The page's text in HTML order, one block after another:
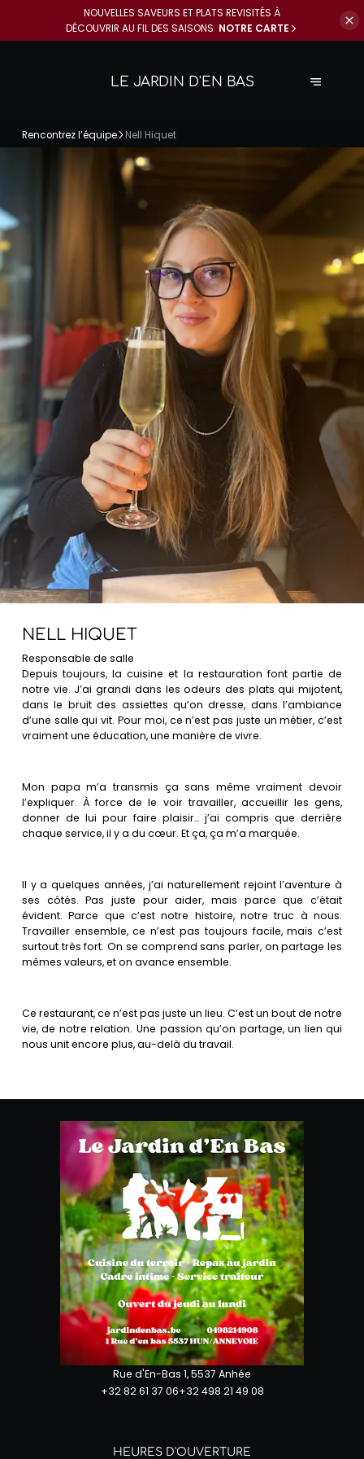
NOUVELLES SAVEURS ET PLATS REVISITÉS À
DÉCOUVRIR AU FIL DES SAISONS NOTRE CARTE
LE JARDIN D'EN BAS
Rencontrez l’équipe Nell Hiquet
NELL HIQUET
Responsable de salle
Depuis toujours, la cuisine et la restauration font partie de
notre vie. J’ai grandi dans les odeurs des plats qui mijotent,
dans le bruit des assiettes qu’on dresse, dans l’ambiance
d’une salle qui vit. Pour moi, ce n’est pas juste un métier, c’est
vraiment une éducation, une manière de vivre.
Mon papa m’a transmis ça sans même vraiment devoir
l’expliquer. À force de le voir travailler, accueillir les gens,
donner de lui pour faire plaisir… j’ai compris que derrière
chaque service, il y a du cœur. Et ça, ça m’a marquée.
Il y a quelques années, j’ai naturellement rejoint l’aventure à
ses côtés. Pas juste pour aider, mais parce que c’était
évident. Parce que c’est notre histoire, notre truc à nous.
Travailler ensemble, ce n’est pas toujours facile, mais c’est
surtout très fort. On se comprend sans parler, on partage les
mêmes valeurs, et on avance ensemble.
Ce restaurant, ce n’est pas juste un lieu. C’est un bout de notre
vie, de notre relation. Une passion qu’on partage, un lien qui
nous unit encore plus, au-delà du travail.
Rue d'En-Bas 1, 5537 Anhée
+32 82 61 37 06+32 498 21 49 08
HEURES D'OUVERTURE